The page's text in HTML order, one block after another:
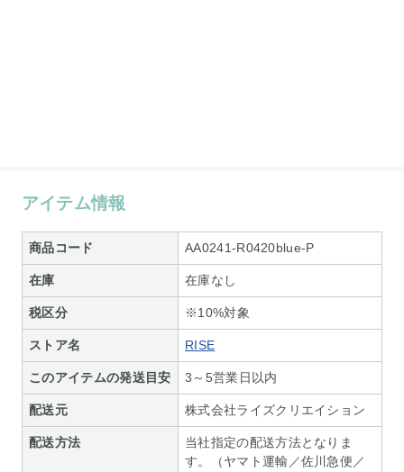
アイテム情報
商品コード AA0241-R0420blue-P
在庫 在庫なし
税区分 ※10%対象
ストア名 RISE
このアイテムの発送目安 3～5営業日以内
配送元 株式会社ライズクリエイション
配送方法
当社指定の配送方法となりま
す。（ヤマト運輸／佐川急便／